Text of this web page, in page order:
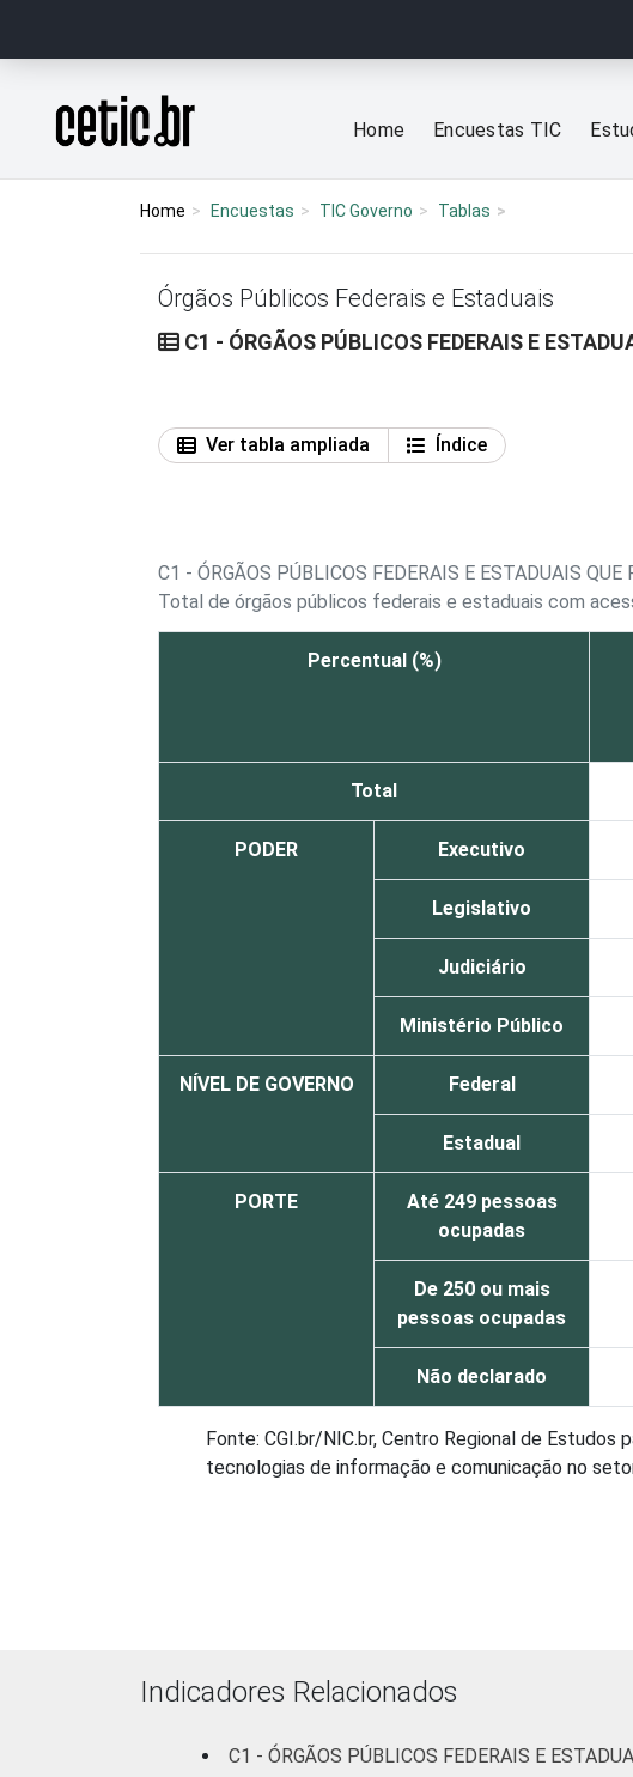
Página inicial
Home Encuestas TIC
Home Encuestas TIC Governo Tablas
Órgãos Públicos Federais e Estaduais
C1 - ÓRGÃOS PÚBLICOS FEDERAIS E
Ver tabla ampliada
Índice
C1 - ÓRGÃOS PÚBLICOS FEDERAIS E ESTADUAIS
Total de órgãos públicos federais e estaduais com
Percentual (%)
Total
PODER Executivo
Legislativo
Judiciário
Ministério Público
NÍVEL DE GOVERNO Federal
Estadual
PORTE
Até 249 pessoas
ocupadas
De 250 ou mais
pessoas ocupadas
Não declarado
Fonte: CGI.br/NIC.br, Centro Regional de
tecnologias de informação e comunicação no
Indicadores Relacionados
C1 - ÓRGÃOS PÚBLICOS FEDERAIS E